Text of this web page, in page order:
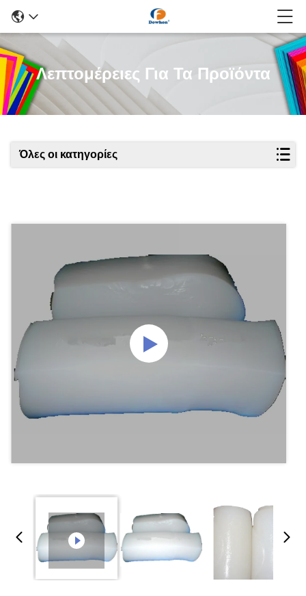
Λεπτομέρειες Για Τα Προϊόντα
Όλες οι κατηγορίες